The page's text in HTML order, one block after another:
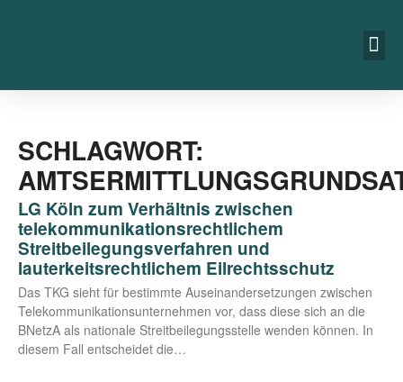
SCHLAGWORT:
LG Köln zum Verhältnis zwischen
telekommunikationsrechtlichem
Streitbeilegungsverfahren und
lauterkeitsrechtlichem Eilrechtsschutz
Das TKG sieht für bestimm­te Aus­ein­an­der­set­zun­gen zwi­schen
Tele­kom­mu­ni­ka­ti­ons­un­ter­neh­men vor, dass die­se sich an die
BNetzA als natio­na­le Streit­bei­le­gungs­stel­le wen­den kön­nen. In
die­sem Fall ent­schei­det die…